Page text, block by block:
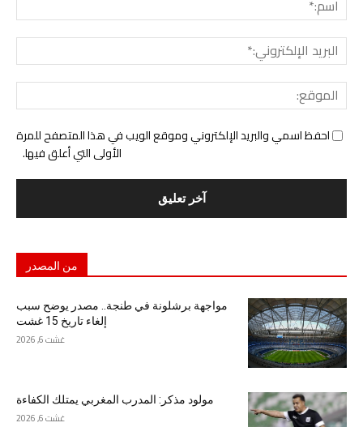
احفظ اسمي والبريد الإلكتروني وموقع الويب في هذا المتصفح للمرة
الأولى التي أعلق فيها.
من المصدر
مواجهة برشلونة في طنجة.. مصدر يوضح سبب
إلغاء تاريخ 15 غشت
غشت 6, 2026
مولود مذكر: المدرب المغربي يمتلك الكفاءة
غشت 6, 2026